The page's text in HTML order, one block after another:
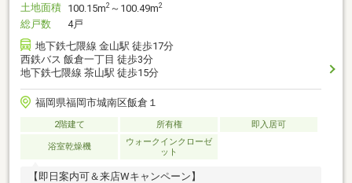
土地面積 100.15m2 ～100.49m2
総戸数
4戸
地下鉄七隈線 金山駅 徒歩17分
西鉄バス 飯倉一丁目 徒歩3分
地下鉄七隈線 茶山駅 徒歩15分
福岡県福岡市城南区飯倉１
2階建て 所有権 即入居可
浴室乾燥機
ウォークインクローゼ
ット
【即日案内可＆来店Wキャンペーン】